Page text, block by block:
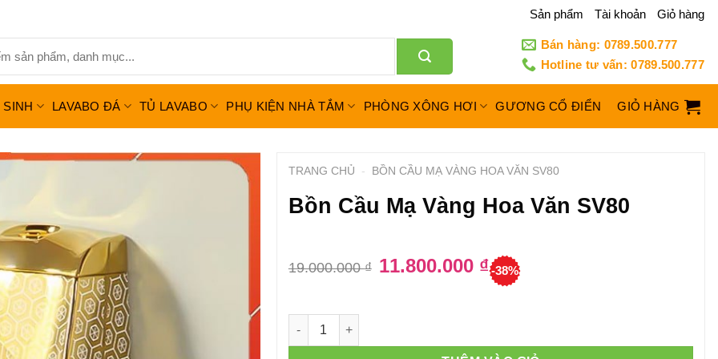
Sản phẩm Tài khoản Giỏ hàng
Bán hàng: 0789.500.777
Hotline tư vấn: 0789.500.777
SINH LAVABO ĐÁ TỦ LAVABO PHỤ KIỆN NHÀ TẮM PHÒNG XÔNG HƠI GƯƠNG CỔ ĐIỂN GIỎ HÀNG
TRANG CHỦ - BỒN CẦU MẠ VÀNG HOA VĂN SV80
Bồn Cầu Mạ Vàng Hoa Văn SV80
19.000.000₫ Giá
gốc
11.800.000 ₫Giá
hiện
tại
-38%
Số lượng